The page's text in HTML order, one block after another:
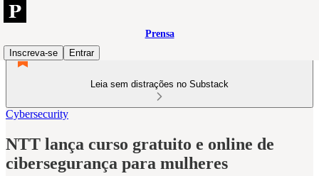
Prensa
Inscreva-se
Entrar
Leia sem distrações no Substack
Cybersecurity
NTT lança curso gratuito e online de
cibersegurança para mulheres